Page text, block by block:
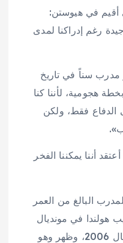
أقيم في هيوستن:
رغم إدراكنا لمدى
مدرب سناً في تاريخ
هجومية، لأننا كنا
الدفاع فقط، ولكن
أننا يمكننا الفخر
البالغ من العمر
هولندا في مونديال
1994 وكوريا الجنوبية في مونديال 2006، وظهر وهو